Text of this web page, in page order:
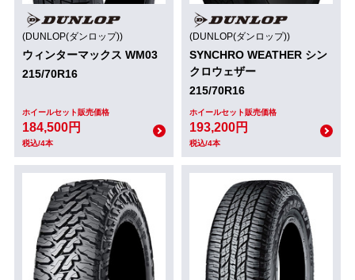
(DUNLOP(ダンロップ))
ウィンターマックス WM03
215/70R16
ホイールセット販売価格
184,500円
税込/4本
(DUNLOP(ダンロップ))
SYNCHRO WEATHER シン
クロウェザー
215/70R16
ホイールセット販売価格
193,200円
税込/4本